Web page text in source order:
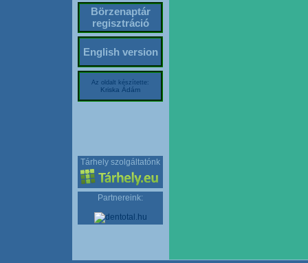
Börzenaptár
regisztráció
English version
Az oldalt készítette:
Kriska Ádám
Tárhely szolgáltatónk
Partnereink: